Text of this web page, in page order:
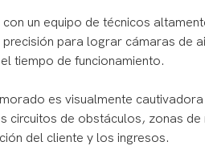
un equipo de técnicos
para lograr cámaras de
tiempo de funcionamiento.
es visualmente
circuitos de obstáculos, zonas
del cliente y los ingresos.